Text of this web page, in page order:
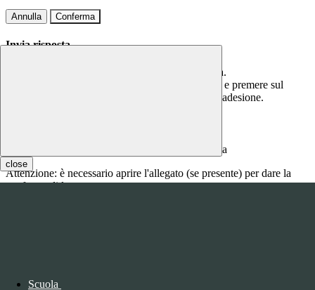
close
Scuola
Annulla Conferma
Invia risposta
Per questa comunicazione è richiesta una risposta.
Scrivere la risposta nel campo di testo sottostante e premere sul
bottone CONFERMA per confermare la propria adesione.
Inserire qui la risposta
Attenzione: è necessario aprire l'allegato (se presente) per dare la
conferma di lettura.
Personalizza